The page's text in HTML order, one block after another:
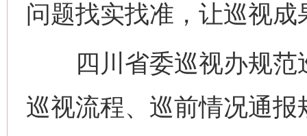
问题找实找准，让巡视
四川省委巡视办规范
巡视流程、巡前情况通